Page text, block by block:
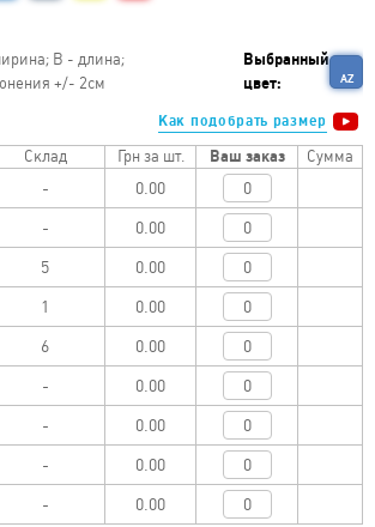
B - длина;
+/- 2см
Выбранный
цвет:
AZ
Как подобрать размер
Склад Грн за шт. Ваш заказ Сумма
0.00
0.00
0.00
0.00
0.00
0.00
0.00
0.00
0.00